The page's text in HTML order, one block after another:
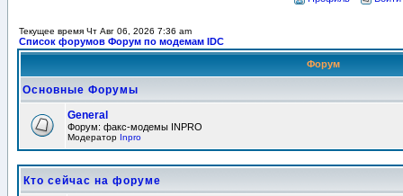
Текущее время Чт Авг 06, 2026 7:36 am
Список форумов Форум по модемам IDC
Форум
Основные Форумы
General
Форум: факс-модемы INPRO
Модератор Inpro
Кто сейчас на форуме